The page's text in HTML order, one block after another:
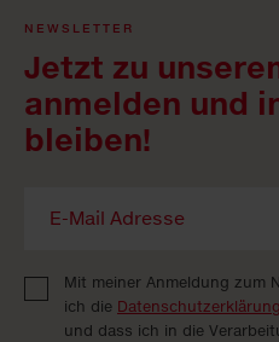
NEWSLETTER
Jetzt zu
anmelden und
bleiben!
Mit meiner Anmeldung zum
ich die Datenschutzerklärung
und dass ich in die